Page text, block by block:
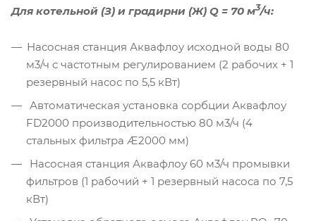
Для котельной (З) и градирни (Ж) Q = 70 м3/ч:
Насосная станция Аквафлоу исходной воды 80
м3/ч с частотным регулированием (2 рабочих + 1
резервный насос по 5,5 кВт)
Автоматическая установка сорбции Аквафлоу
FD2000 производительностью 80 м3/ч (4
стальных фильтра Æ2000 мм)
Насосная станция Аквафлоу 60 м3/ч промывки
фильтров (1 рабочий + 1 резервный насоса по 7,5
кВт)